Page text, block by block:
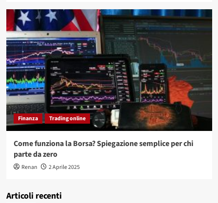
Finanza Trading online
Come funziona la Borsa? Spiegazione semplice per chi
parte da zero
Renan 2 Aprile 2025
Articoli recenti